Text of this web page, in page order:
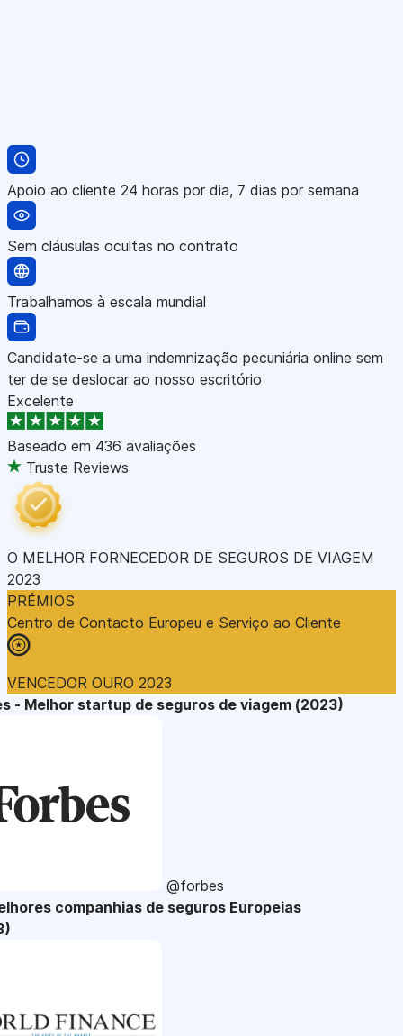
Apoio ao cliente 24 horas por dia, 7 dias por semana
Sem cláusulas ocultas no contrato
Trabalhamos à escala mundial
Candidate-se a uma indemnização pecuniária online sem
ter de se deslocar ao nosso escritório
Excelente
Baseado em 436 avaliações
Truste Reviews
O MELHOR FORNECEDOR DE SEGUROS DE VIAGEM
2023
PRÉMIOS
Centro de Contacto Europeu e Serviço ao Cliente
VENCEDOR OURO 2023
- Melhor startup de seguros de viagem (2023)
@forbes
companhias de seguros Europeias